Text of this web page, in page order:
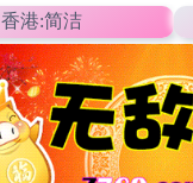
香港:简洁